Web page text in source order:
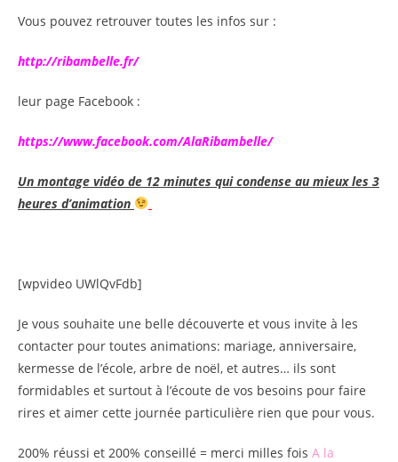
Vous pouvez retrouver toutes les infos sur :
http://ribambelle.fr/
leur page Facebook :
https://www.facebook.com/AlaRibambelle/
Un montage vidéo de 12 minutes qui condense au mieux les 3
heures d’animation
[wpvideo UWlQvFdb]
Je vous souhaite une belle découverte et vous invite à les
contacter pour toutes animations: mariage, anniversaire,
kermesse de l’école, arbre de noël, et autres… ils sont
formidables et surtout à l’écoute de vos besoins pour faire
rires et aimer cette journée particulière rien que pour vous.
200% réussi et 200% conseillé = merci milles fois A la